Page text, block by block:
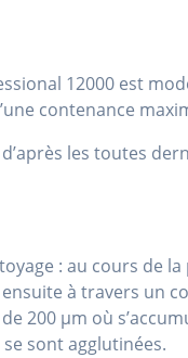
12000 est
contenance
les toutes
: au cours de
ensuite à travers un
200 µm où
sont agglutinées.